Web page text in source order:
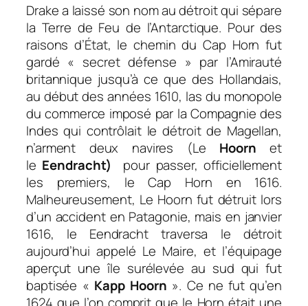
Drake a laissé son nom au détroit qui sépare
la Terre de Feu de l’Antarctique. Pour des
raisons d’État, le chemin du Cap Horn fut
gardé « secret défense » par l’Amirauté
britannique jusqu’à ce que des Hollandais,
au début des années 1610, las du monopole
du commerce imposé par la Compagnie des
Indes qui contrôlait ledétroit de Magellan,
n’arment deux navires (Le Hoorn et
le Eendracht) pour passer, officiellement
les premiers, le Cap Horn en 1616.
Malheureusement, Le Hoornfut détruit lors
d’un accident en Patagonie, mais en janvier
1616, le Eendracht traversa le détroit
aujourd’hui appelé Le Maire, et l’équipage
aperçut une île surélevée au sud qui fut
baptisée « Kapp Hoorn ». Ce ne fut qu’en